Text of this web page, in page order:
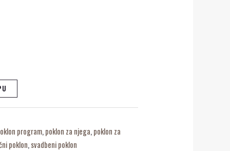
program,poklon za njega,poklon za
poklon,svadbeni poklon